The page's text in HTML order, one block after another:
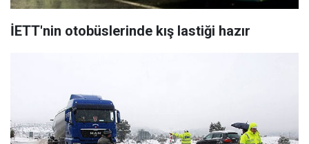
İETT'nin otobüslerinde kış lastiği hazır